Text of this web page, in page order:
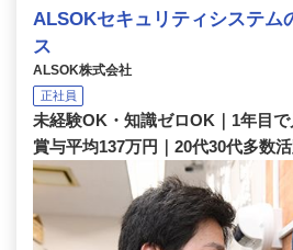
ALSOKセキュリティシステム
ス
ALSOK株式会社
正社員
未経験OK・知識ゼロOK｜1年目で
賞与平均137万円｜20代30代多数活